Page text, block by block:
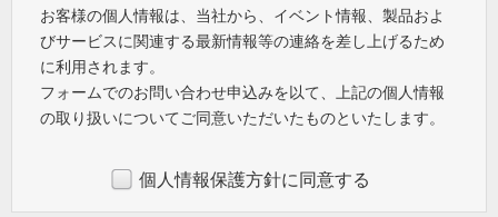
お客様の個人情報は、当社から、イベント情報、製品およ
びサービスに関連する最新情報等の連絡を差し上げるため
に利用されます。
フォームでのお問い合わせ申込みを以て、上記の個人情報
の取り扱いについてご同意いただいたものといたします。
個人情報保護方針に同意する